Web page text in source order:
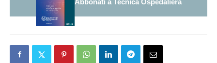
Abbonati a Tecnica Ospedaliera